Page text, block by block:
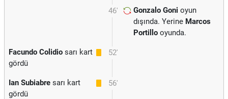
46' Gonzalo Goni oyun
dışında. Yerine Marcos
Portillo oyunda.
52'
Facundo Colidio sarı kart
gördü
56'
Ian Subiabre sarı kart
gördü